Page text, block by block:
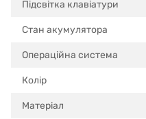
Підсвітка клавіатури
Стан акумулятора
Операційна система
Колір
Матеріал